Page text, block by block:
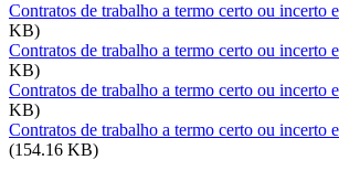
Contratos de trabalho a termo certo ou incerto
KB)
Contratos de trabalho a termo certo ou incerto
KB)
Contratos de trabalho a termo certo ou incerto
KB)
Contratos de trabalho a termo certo ou incerto
(154.16 KB)